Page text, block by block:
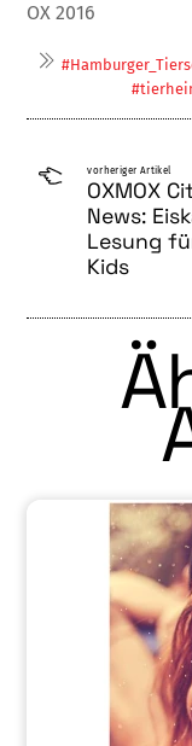
OX 2016
vorheriger Artikel
OXMOX
News:
Lesung
Kids